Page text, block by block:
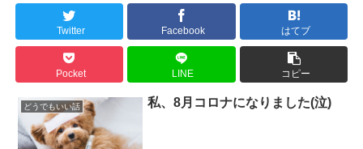
Twitter Facebook はてブ
Pocket LINE コピー
どうでもいい話 私、8月コロナになりました(泣)